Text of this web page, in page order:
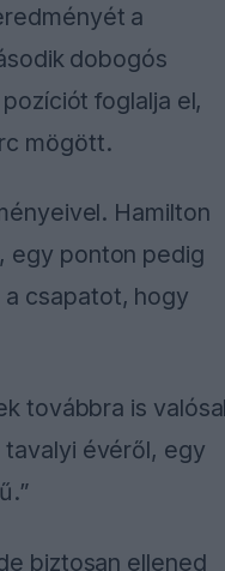
a
dobogós
foglalja el,
mögött.
Hamilton
egy ponton pedig
csapatot, hogy
továbbra is
évéről, egy
biztosan ellened